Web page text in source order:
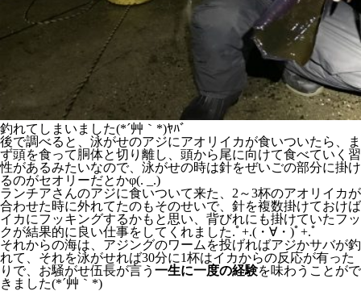
釣れてしまいました(*´艸｀*)ﾔﾊﾞ
後で調べると、泳がせのアジにアオリイカが食いついたら、ま
ず頭を食って胴体と切り離し、頭から尾に向けて食べていく習
性があるみたいなので、泳がせの時は針をぜいごの部分に掛け
るのがセオリーだとかφ(. _.)
ランチアさんのアジに食いついて来た、2～3杯のアオリイカが
合わせた時に外れてたのもそのせいで、針を複数掛けておけば
イカにフッキングするかもと思い、背びれにも掛けていたフッ
クが結果的に良い仕事をしてくれました.ﾟ+.(・∀・)ﾟ+.ﾟ
それからの海は、アジングのワームを投げればアジかサバが釣
れて、それを泳がせれば30分に1杯はイカからの反応が有った
りで、お騒がせ伍長が言う 一生に一度の経験を味わうことがで
きました(*´艸｀*)